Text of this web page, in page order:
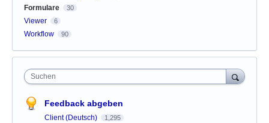
Formulare 30
Viewer 6
Workflow 90
Suchen
Feedback abgeben
Client (Deutsch) 1,295